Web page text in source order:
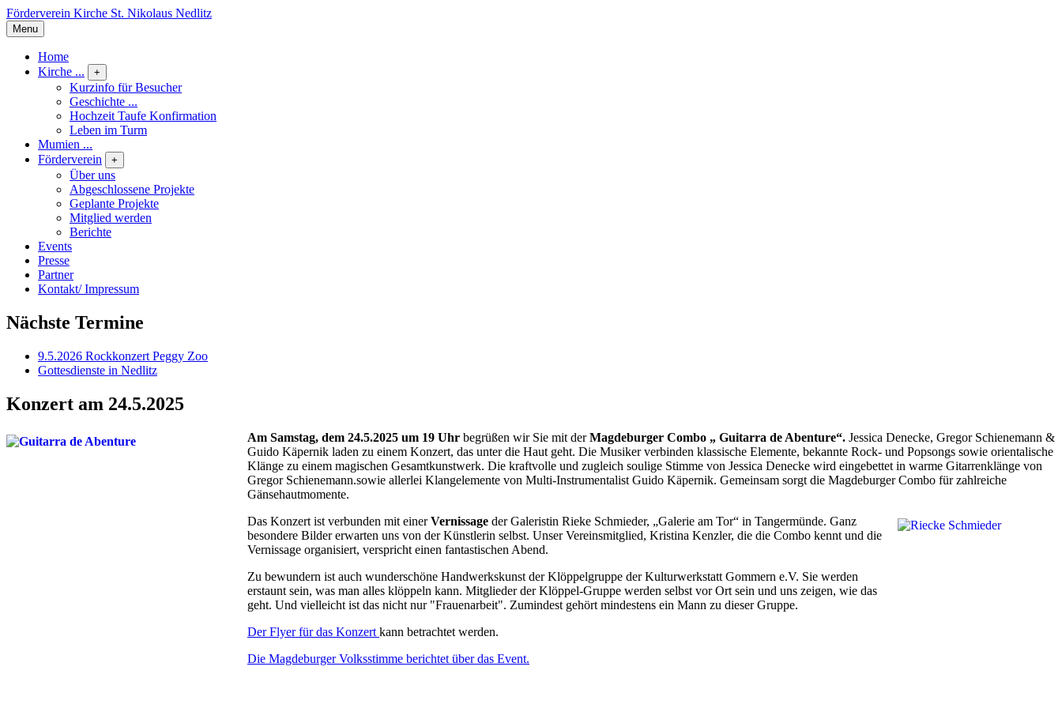
Förderverein Kirche St. Nikolaus Nedlitz
Menu
Home
Kirche ...
+
Kurzinfo für Besucher
Geschichte ...
Hochzeit Taufe Konfirmation
Leben im Turm
Mumien ...
Förderverein
+
Über uns
Abgeschlossene Projekte
Geplante Projekte
Mitglied werden
Berichte
Events
Presse
Partner
Kontakt/ Impressum
Nächste Termine
9.5.2026 Rockkonzert Peggy Zoo
Gottesdienste in Nedlitz
Konzert am 24.5.2025
Am Samstag, dem 24.5.2025 um 19 Uhr begrüßen wir Sie mit derMagdeburger Combo „ Guitarra de Abenture“. Jessica Denecke, Gregor Schienemann &
Guido Käpernik laden zu einem Konzert, das unter die Haut geht. Die Musiker verbinden klassische Elemente, bekannte Rock- und Popsongs sowie orientalische
Klänge zu einem magischen Gesamtkunstwerk. Die kraftvolle und zugleich soulige Stimme von Jessica Denecke wird eingebettet in warme Gitarrenklänge von
Gregor Schienemann.sowie allerlei Klangelemente von Multi-Instrumentalist Guido Käpernik. Gemeinsam sorgt die Magdeburger Combo für zahlreiche
Gänsehautmomente.
Das Konzert ist verbunden mit einerVernissage der Galeristin Rieke Schmieder, „Galerie am Tor“ in Tangermünde. Ganz
besondere Bilder erwarten uns von der Künstlerin selbst. Unser Vereinsmitglied, Kristina Kenzler, die die Combo kennt und die
Vernissage organisiert, verspricht einen fantastischen Abend.
Zu bewundern ist auch wunderschöne Handwerkskunst der Klöppelgruppe der Kulturwerkstatt Gommern e.V. Sie werden
erstaunt sein, was man alles klöppeln kann. Mitglieder der Klöppel-Gruppe werden selbst vor Ort sein und uns zeigen, wie das
geht. Und vielleicht ist das nicht nur "Frauenarbeit". Zumindest gehört mindestens ein Mann zu dieser Gruppe.
Der Flyer für das Konzert kann betrachtet werden.
Die Magdeburger Volksstimme berichtet über das Event.